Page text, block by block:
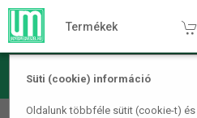
Süti (cookie) információ
Oldalunk többféle sütit (cookie-t)
Termékek
Hasznos hétköznapi termékek